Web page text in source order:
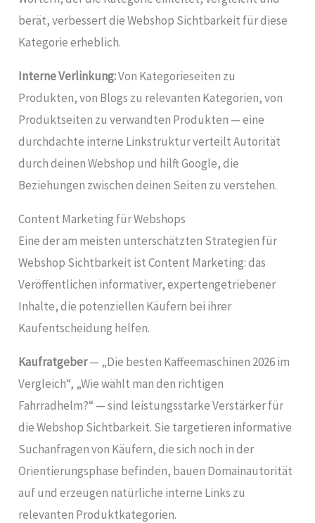
berät, verbessert die Webshop Sichtbarkeit für diese
Kategorie erheblich.
Interne Verlinkung:Von Kategorieseiten zu
Produkten, von Blogs zu relevanten Kategorien, von
Produktseiten zu verwandten Produkten — eine
durchdachte interne Linkstruktur verteilt Autorität
durch deinen Webshop und hilft Google, die
Beziehungen zwischen deinen Seiten zu verstehen.
Content Marketing für Webshops
Eine der am meisten unterschätzten Strategien für
Webshop Sichtbarkeit ist Content Marketing: das
Veröffentlichen informativer, expertengetriebener
Inhalte, die potenziellen Käufern bei ihrer
Kaufentscheidung helfen.
Kaufratgeber— „Die besten Kaffeemaschinen 2026 im
Vergleich“, „Wie wählt man den richtigen
Fahrradhelm?“ — sind leistungsstarke Verstärker für
die Webshop Sichtbarkeit. Sie targetieren informative
Suchanfragen von Käufern, die sich noch in der
Orientierungsphase befinden, bauen Domainautorität
auf und erzeugen natürliche interne Links zu
relevanten Produktkategorien.